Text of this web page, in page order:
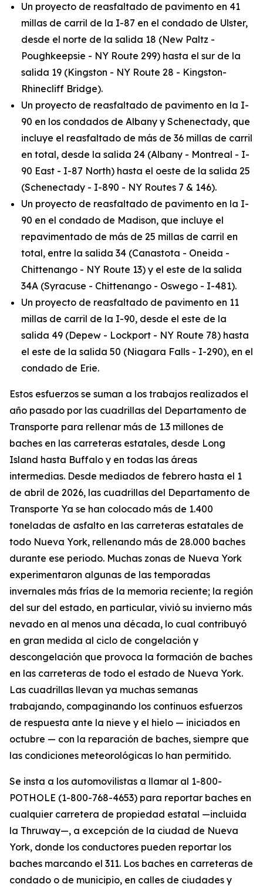
Un proyecto de reasfaltado de pavimento en 41
millas de carril de la I-87 en el condado de Ulster,
desde el norte de la salida 18 (New Paltz -
Poughkeepsie - NY Route 299) hasta el sur de la
salida 19 (Kingston - NY Route 28 - Kingston-
Rhinecliff Bridge).
Un proyecto de reasfaltado de pavimento en la I-
90 en los condados de Albany y Schenectady, que
incluye el reasfaltado de más de 36 millas de carril
en total, desde la salida 24 (Albany - Montreal - I-
90 East - I-87 North) hasta el oeste de la salida 25
(Schenectady - I-890 - NY Routes 7 & 146).
Un proyecto de reasfaltado de pavimento en la I-
90 en el condado de Madison, que incluye el
repavimentado de más de 25 millas de carril en
total, entre la salida 34 (Canastota - Oneida -
Chittenango - NY Route 13) y el este de la salida
34A (Syracuse - Chittenango - Oswego - I-481).
Un proyecto de reasfaltado de pavimento en 11
millas de carril de la I-90, desde el este de la
salida 49 (Depew - Lockport - NY Route 78) hasta
el este de la salida 50 (Niagara Falls - I-290), en el
condado de Erie.
Estos esfuerzos se suman a los trabajos realizados el
año pasado por las cuadrillas del Departamento de
Transporte para rellenar más de 1.3 millones de
baches en las carreteras estatales, desde Long
Island hasta Buffalo y en todas las áreas
intermedias. Desde mediados de febrero hasta el 1
de abril de 2026, las cuadrillas del Departamento de
Transporte Ya se han colocado más de 1.400
toneladas de asfalto en las carreteras estatales de
todo Nueva York, rellenando más de 28.000 baches
durante ese periodo. Muchas zonas de Nueva York
experimentaron algunas de las temporadas
invernales más frías de la memoria reciente; la región
del sur del estado, en particular, vivió su invierno más
nevado en al menos una década, lo cual contribuyó
en gran medida al ciclo de congelación y
descongelación que provoca la formación de baches
en las carreteras de todo el estado de Nueva York.
Las cuadrillas llevan ya muchas semanas
trabajando, compaginando los continuos esfuerzos
de respuesta ante la nieve y el hielo — iniciados en
octubre — con la reparación de baches, siempre que
las condiciones meteorológicas lo han permitido.
Se insta a los automovilistas a llamar al 1-800-
POTHOLE (1-800-768-4653) para reportar baches en
cualquier carretera de propiedad estatal —incluida
la Thruway—, a excepción de la ciudad de Nueva
York, donde los conductores pueden reportar los
baches marcando el 311. Los baches en carreteras de
condado o de municipio, en calles de ciudades y